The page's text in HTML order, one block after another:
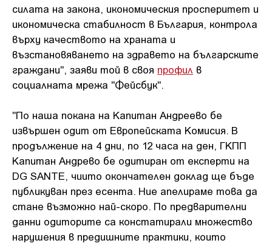
силата на закона, икономическия просперитет и
икономическа стабилност в България, контрола
върху качеството на храната и
възстановяването на здравето на българските
граждани", заяви той в своя профил в
социалната мрежа "Фейсбук".
"По наша покана на Капитан Андреево бе
извършен одит от Европейската Комисия. В
продължение на 4 дни, по 12 часа на ден, ГКПП
Капитан Андрево бе одитиран от експерти на
DG SANTE, чиито окончателен доклад ще бъде
публикуван през есента. Ние апелираме това да
стане възможно най-скоро. По предварителни
данни одиторите са констатирали множество
нарушения в предишните практики, които